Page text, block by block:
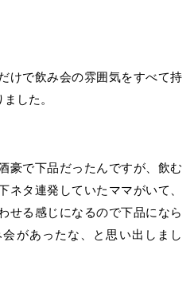
けで飲み会の雰囲気をすべて持
した。
豪で下品だったんですが、飲む
ネタ連発していたママがいて、
せる感じになるので下品になら
があったな、と思い出しまし